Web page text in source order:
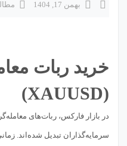
بهمن 17, 1404
خرید ربات
(XAUUSD)
در بازار فارکس، ربات‌های
سرمایه‌گذاران تبدیل شده‌اند.